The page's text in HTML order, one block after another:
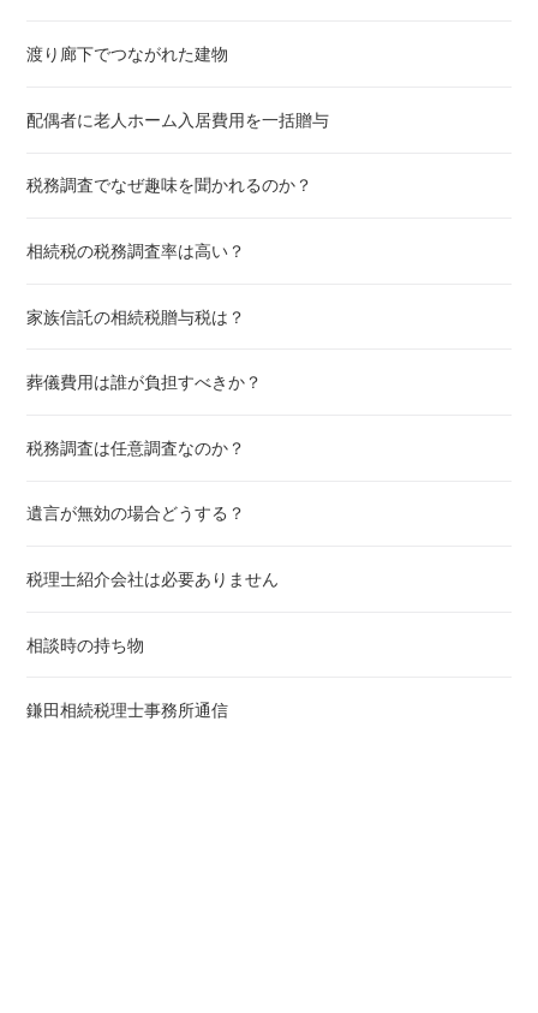
渡り廊下でつながれた建物
配偶者に老人ホーム入居費用を一括贈与
税務調査でなぜ趣味を聞かれるのか？
相続税の税務調査率は高い？
家族信託の相続税贈与税は？
葬儀費用は誰が負担すべきか？
税務調査は任意調査なのか？
遺言が無効の場合どうする？
税理士紹介会社は必要ありません
相談時の持ち物
鎌田相続税理士事務所通信